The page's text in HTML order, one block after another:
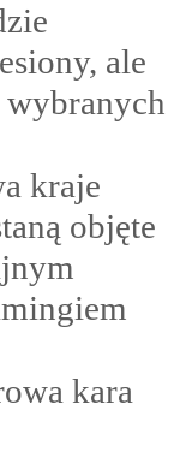
ale
wybranych
kraje
objęte
kara